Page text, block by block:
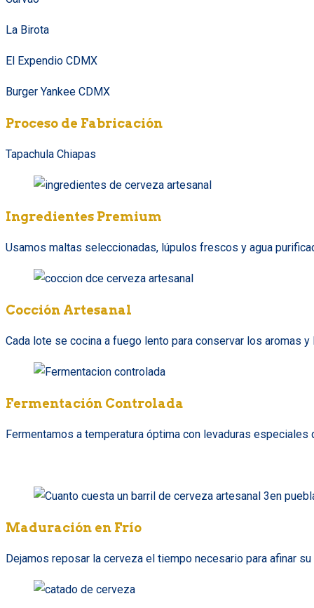
La Birota
El Expendio CDMX
Burger Yankee CDMX
Proceso de Fabricación
Tapachula Chiapas
Ingredientes Premium
Usamos maltas seleccionadas, lúpulos frescos y agua
Cocción Artesanal
Cada lote se cocina a fuego lento para conservar los aromas
Fermentación Controlada
Fermentamos a temperatura óptima con levaduras especiales
Maduración en Frío
Dejamos reposar la cerveza el tiempo necesario para afinar